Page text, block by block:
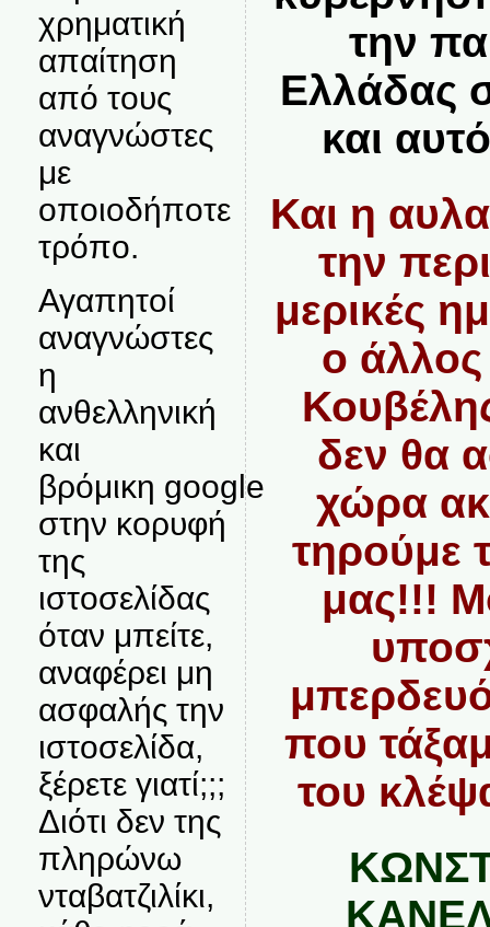
χρηματική
απαίτηση
από τους
αναγνώστες
με
οποιοδήποτε
τρόπο.
Αγαπητοί
αναγνώστες
η
ανθελληνική
και
βρόμικη google
στην κορυφή
της
ιστοσελίδας
όταν μπείτε,
αναφέρει μη
ασφαλής την
ιστοσελίδα,
ξέρετε γιατί;;;
Διότι δεν της
πληρώνω
νταβατζιλίκι,
την
Ελλάδας
και
Και η
την
μερικές
ο
δεν θα
χώρα
τηρούμε
μας!!!
που
του